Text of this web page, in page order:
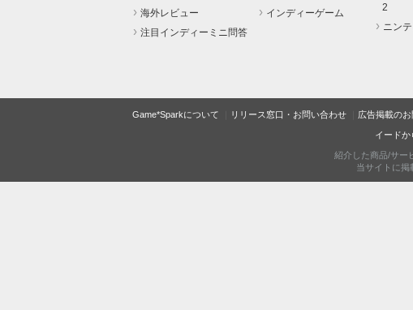
海外レビュー
注目インディーミニ問答
インディーゲーム
2
ニン
Game*Sparkについて リリース窓口・お問い合わせ 広告掲載の
イードか
紹介した商品/サー
当サイトに掲